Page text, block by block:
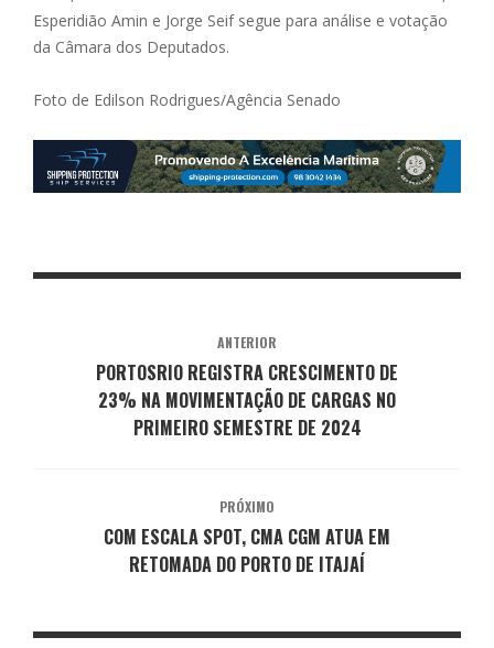
Esperidião Amin e Jorge Seif segue para análise e votação
da Câmara dos Deputados.
Foto de Edilson Rodrigues/Agência Senado
ANTERIOR
PORTOSRIO REGISTRA CRESCIMENTO DE
23% NA MOVIMENTAÇÃO DE CARGAS NO
PRIMEIRO SEMESTRE DE 2024
PRÓXIMO
COM ESCALA SPOT, CMA CGM ATUA EM
RETOMADA DO PORTO DE ITAJAÍ